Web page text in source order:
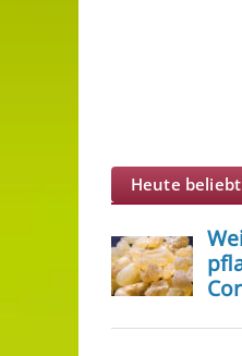
Heute beliebt